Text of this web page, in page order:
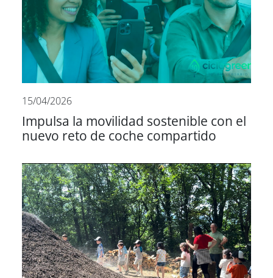
15/04/2026
Impulsa la movilidad sostenible con el
nuevo reto de coche compartido